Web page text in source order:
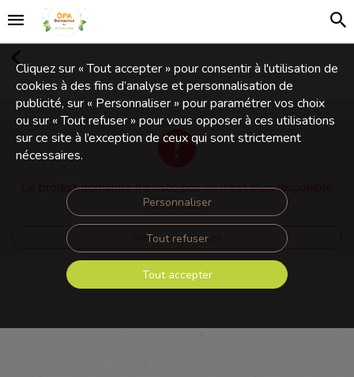
Le produit demandé n'existe pas ou n'est plus disponible
sur le site.
Retourner à l'accueil
Cliquez sur « Tout accepter » pour consentir à l'utilisation de
cookies à des fins d’analyse et personnalisation de
publicité, sur « Personnaliser » pour paramétrer vos choix
ou sur « Tout refuser » pour vous opposer à ces utilisations
sur ce site à l’exception de ceux qui sont strictement
nécessaires.
Personnaliser
Tout refuser
Tout accepter